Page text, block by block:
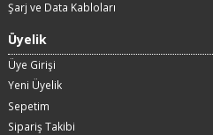
Şarj ve Data Kabloları
Üyelik
Üye Girişi
Yeni Üyelik
Sepetim
Sipariş Takibi